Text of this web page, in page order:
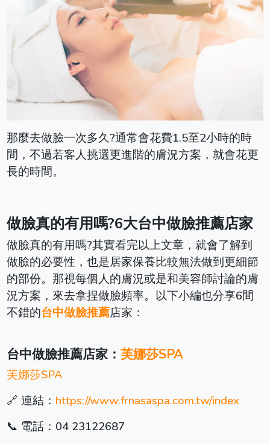
那麼去做臉一次多久?通常會花費1.5至2小時的時
間，不過若客人挑選更進階的膚況方案，就會花更
長的時間。
做臉真的有用嗎?6大台中做臉推薦店家
做臉真的有用嗎?其實看完以上文章，就會了解到
做臉的必要性，也是居家保養比較無法做到更細節
的部份。那視每個人的膚況或是和美容師討論的膚
況方案，來去拿捏做臉頻率。以下小編也分享6間
不錯的台中做臉推薦店家：
台中做臉推薦店家：芙娜莎SPA
芙娜莎SPA
🔗 連結： https://www.frnasaspa.com.tw/index
📞 電話：04 23122687